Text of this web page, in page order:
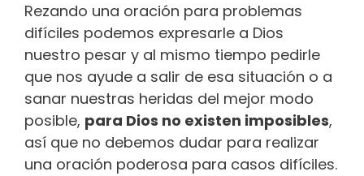
Rezando una oración para problemas
difíciles podemos expresarle a Dios
nuestro pesar y al mismo tiempo pedirle
que nos ayude a salir de esa situación o a
sanar nuestras heridas del mejor modo
posible, para Dios no existen imposibles,
así que no debemos dudar para realizar
una oración poderosa para casos difíciles.